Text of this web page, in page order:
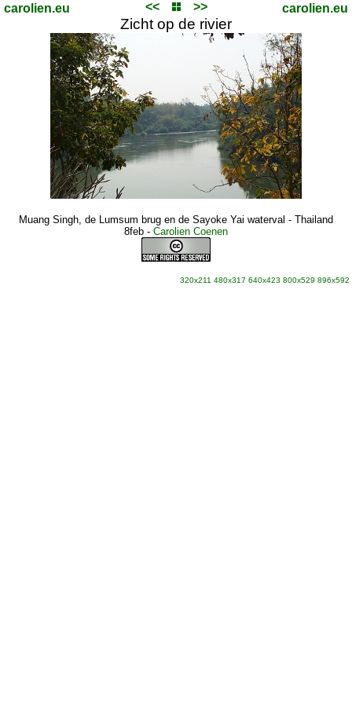
carolien.eu << >> carolien.eu
Zicht op de rivier
Muang Singh, de Lumsum brug en de Sayoke Yai waterval - Thailand
8feb - Carolien Coenen
320x211 480x317 640x423 800x529 896x592